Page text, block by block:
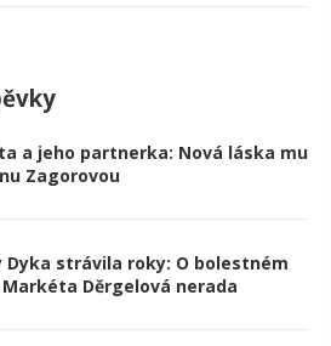
a jeho partnerka: Nová láska mu
Zagorovou
Dyka strávila roky: O bolestném
Děrgelová nerada